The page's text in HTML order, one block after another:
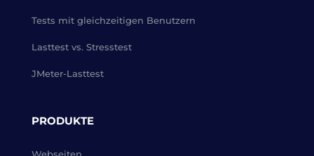
Tests mit gleichzeitigen Benutzern
Lasttest vs. Stresstest
JMeter-Lasttest
PRODUKTE